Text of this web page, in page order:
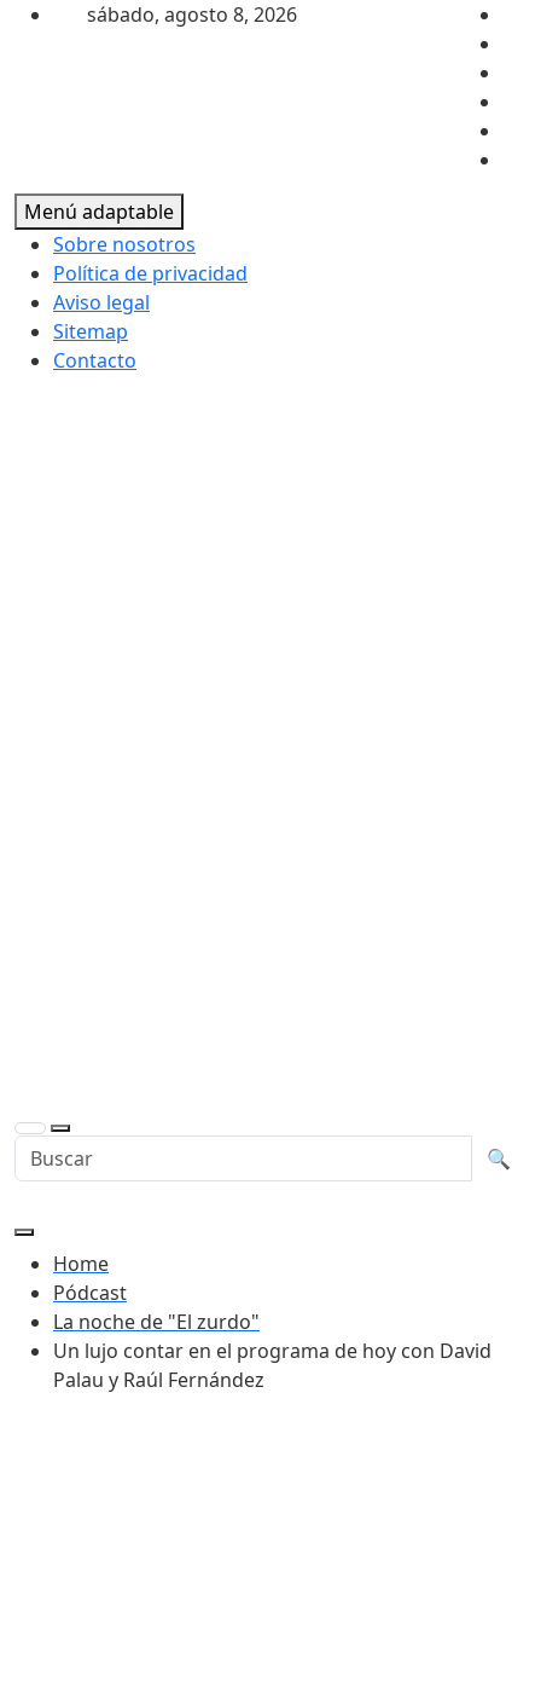
Saltar al contenidosábado, agosto 8, 2026
Menú adaptable
Sobre nosotros
Política de privacidad
Aviso legal
Sitemap
Contacto
Buscar en la web 🔍
Home
Pódcast
La noche de "El zurdo"
Un lujo contar en el programa de hoy con David
Palau y Raúl Fernández